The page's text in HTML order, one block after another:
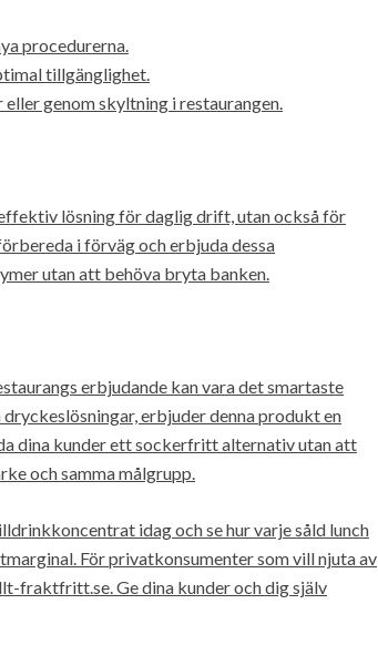
procedurerna.
tillgänglighet.
genom skyltning i restaurangen.
lösning för daglig drift, utan också för
i förväg och erbjuda dessa
utan att behöva bryta banken.
erbjudande kan vara det smartaste
erbjuder denna produkt en
dina kunder ett sockerfritt alternativ utan att
och samma målgrupp.
idag och se hur varje såld lunch
För privatkonsumenter som vill njuta av
fraktfritt.se. Ge dina kunder och dig själv